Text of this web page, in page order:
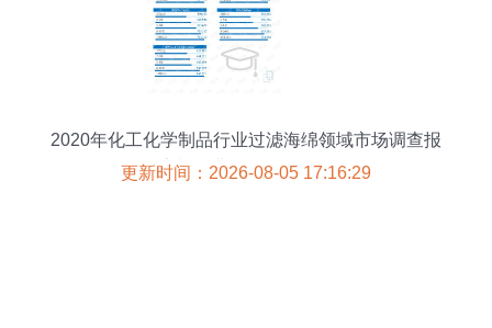
2020年化工化学制品行业过滤海绵领域市场调查报
告与企业信用评估分析
更新时间：2026-08-05 17:16:29